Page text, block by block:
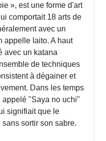
», est une forme d'art
comportait 18 arts de
avec un
appelle Iaito. A haut
avec un katana
de techniques
à dégainer et
Dans les temps
"Saya no uchi"
signifiait que le
sortir son sabre.